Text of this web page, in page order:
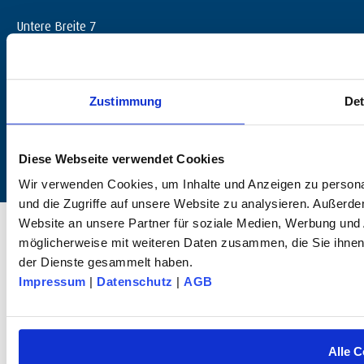
Zustimmung
Diese Webseite verwendet Cookies
Wir verwenden Cookies, um Inhalte und Anzeigen zu
und die Zugriffe auf unsere Website zu analysieren.
Website an unsere Partner für soziale Medien, Werbung
möglicherweise mit weiteren Daten zusammen, die Sie
der Dienste gesammelt haben.
Impressum | Datenschutz | AGB
Alle
Untere Breite 7
info@dk-fixiersysteme.de
© 2025 dk FIXIERSYSTEME GmbH & Co KG – All rights reserved.